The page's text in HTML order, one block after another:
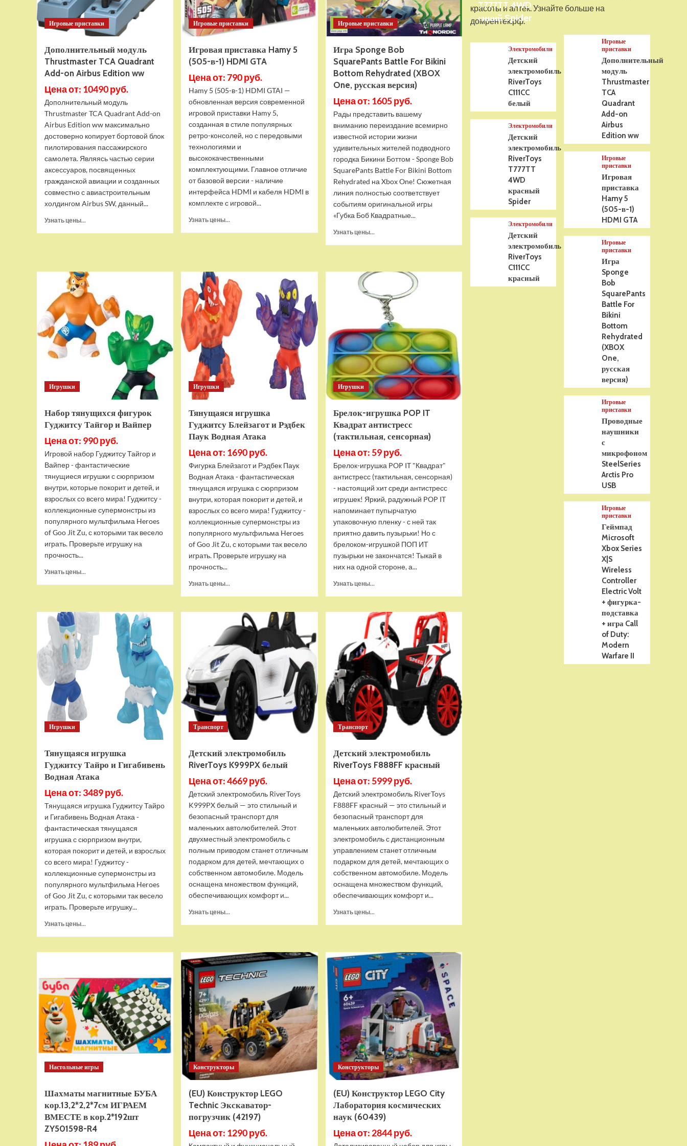
5
На радиоуправлении
(Германия) HC (для ИК
танкового боя) V3 2.4G
RTR, TG3848-1HC-IR3.0
Игровые приставки
Дополнительный модуль
Thrustmaster TCA Quadrant
Add-on Airbus Edition ww
Цена от: 10490 руб.
Дополнительный модуль
Thrustmaster TCA Quadrant Add-on
Airbus Edition ww максимально
достоверно копирует бортовой блок
пилотирования пассажирского
самолета. Являясь частью серии
аксессуаров, посвященных
гражданской авиации и созданных
совместно с авиастроительным
холдингом Airbus SW, данный...
Узнать цены...
TCA
Quadrant
Add-
on
Airbus
Edition
ww
Игровые приставки
Игровая приставка Hamy 5
(505-в-1) HDMI GTA
Цена от: 790 руб.
Hamy 5 (505-в-1) HDMI GTAI —
обновленная версия современной
игровой приставки Hamy 5,
созданная в стиле популярных
ретро-консолей, но с передовыми
технологиями и
высококачественными
комплектующими. Главное отличие
от базовой версии - наличие
интерфейса HDMI и кабеля HDMI в
комплекте с игровой...
Узнать цены...
(505-
в-1)
HDMI
GTA
Игровые приставки
Игра Sponge Bob
SquarePants Battle For Bikini
Bottom Rehydrated (XBOX
One, русская версия)
Цена от: 1605 руб.
Рады представить вашему
вниманию переиздание всемирно
известной истории жизни
удивительных жителей подводного
городка Бикини Боттом - Sponge Bob
SquarePants Battle For Bikini Bottom
Rehydrated на Xbox One! Сюжетная
линия полностью соответствует
событиям оригинальной игры
«Губка Боб Квадратные...
Узнать цены...
SquarePants
Battle
For
Bikini
Bottom
Rehydrated
(XBOX
One,
русская
версия)
Игрушки
Набор тянущихся фигурок
Гуджитсу Тайгор и Вайпер
Цена от: 990 руб.
Игровой набор Гуджитсу Тайгор и
Вайпер - фантастические
тянущиеся игрушки с сюрпризом
внутри, которые покорит и детей, и
взрослых со всего мира! Гуджитсу -
коллекционные супермонстры из
популярного мультфильма Heroes
of Goo Jit Zu, с которыми так весело
играть. Проверьте игрушку на
прочность...
Узнать цены...
Гуджитсу
Вайпер
Игрушки
Тянущаяся игрушка
Гуджитсу Блейзагот и Рэдбек
Паук Водная Атака
Цена от: 1690 руб.
Фигурка Блейзагот и Рэдбек Паук
Водная Атака - фантастическая
тянущаяся игрушка с сюрпризом
внутри, которая покорит и детей, и
взрослых со всего мира! Гуджитсу -
коллекционные супермонстры из
популярного мультфильма Heroes
of Goo Jit Zu, с которыми так весело
играть. Проверьте игрушку на
прочность...
Узнать цены...
Тянущаяся
игрушка
Гуджитсу
Блейзагот
Рэдбек
Паук
Водная
Атака
Игрушки
Брелок-игрушка POP IT
Квадрат антистресс
(тактильная, сенсорная)
Цена от: 59 руб.
Брелок-игрушка POP IT "Квадрат"
антистресс (тактильная, сенсорная)
- настоящий хит среди антистресс
игрушек! Яркий, радужный POP IT
напоминает пупырчатую
упаковочную пленку - с ней так
приятно давить пузырьки! Но с
брелоком-игрушкой ПОП ИТ
пузырьки не закончатся! Тыкай в
них на одной стороне, а...
Узнать цены...
Брелок-
игрушка
POP
IT
Квадрат
антистресс
(тактильная,
сенсорная)
Игрушки
Тянущаяся игрушка
Гуджитсу Тайро и Гигабивень
Водная Атака
Цена от: 3489 руб.
Тянущаяся игрушка Гуджитсу Тайро
и Гигабивень Водная Атака -
фантастическая тянущаяся
игрушка с сюрпризом внутри,
которая покорит и детей, и взрослых
со всего мира! Гуджитсу -
коллекционные супермонстры из
популярного мультфильма Heroes
of Goo Jit Zu, с которыми так весело
играть. Проверьте игрушку...
Узнать цены...
Тянущаяся
Тайро
и
Гигабивень
Водная
Атака
Транспорт
Детский электромобиль
RiverToys K999PX белый
Цена от: 4669 руб.
Детский электромобиль RiverToys
K999PX белый — это стильный и
безопасный транспорт для
маленьких автолюбителей. Этот
двухместный электромобиль с
полным приводом станет отличным
подарком для детей, мечтающих о
собственном автомобиле. Модель
оснащена множеством функций,
обеспечивающих комфорт и...
Узнать цены...
RiverToys
K999PX
белый
Транспорт
Детский электромобиль
RiverToys F888FF красный
Цена от: 5999 руб.
Детский электромобиль RiverToys
F888FF красный — это стильный и
безопасный транспорт для
маленьких автолюбителей. Этот
электромобиль с дистанционным
управлением станет отличным
подарком для детей, мечтающих о
собственном автомобиле. Модель
оснащена множеством функций,
обеспечивающих комфорт и...
Узнать цены...
RiverToys
F888FF
красный
Настольные игры
Шахматы магнитные БУБА
кор.13,2*2,2*7см ИГРАЕМ
ВМЕСТЕ в кор.2*192шт
ZY501598-R4
Конструкторы
(EU) Конструктор LEGO
Technic Экскаватор-
погрузчик (42197)
Цена от: 1290 руб.
Конструкторы
(EU) Конструктор LEGO City
Лаборатория космических
наук (60439)
Цена от: 2844 руб.
красоты и аптек. Узнайте больше на
домрентек.рф.
T777TT 4WD
синий Spider
Электромобили
Детский
электромобиль
RiverToys
C111CC
белый
Электромобили
Детский
электромобиль
RiverToys
T777TT
4WD
красный
Spider
Электромобили
Детский
электромобиль
RiverToys
C111CC
красный
Игровые
приставки
Дополнительный
модуль
Thrustmaster
TCA
Quadrant
Add-on
Airbus
Edition ww
Игровые
приставки
Игровая
приставка
Hamy 5
(505-в-1)
HDMI GTA
Игровые
приставки
Игра
Sponge
Bob
SquarePants
Battle For
Bikini
Bottom
Rehydrated
(XBOX
One,
русская
версия)
Игровые
приставки
Проводные
наушники
с
микрофоном
SteelSeries
Arctis Pro
USB
Игровые
приставки
Геймпад
Microsoft
Xbox Series
X|S
Wireless
Controller
Electric Volt
+ фигурка-
подставка
+ игра Call
of Duty:
Modern
Warfare II